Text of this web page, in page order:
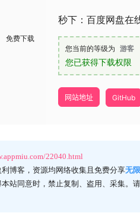
免费下载
秒下：百度网盘在
您当前的等级为 游客
您已获得下载权限
网站地址 GitHub
22040.html
博客，资源均网络收集且免费分享无
站同意时，禁止复制、盗用、采集。